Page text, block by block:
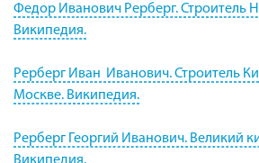
Федор Иванович Рерберг. Строитель
Википедия.
Рерберг Иван Иванович. Строитель
Москве. Википедия.
Рерберг Георгий Иванович. Великий
Википедия.